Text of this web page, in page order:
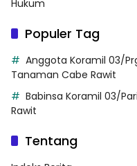
Hukum
Populer Tag
Anggota Koramil 03/
Tanaman Cabe Rawit
Babinsa Koramil 03/
Rawit
Tentang